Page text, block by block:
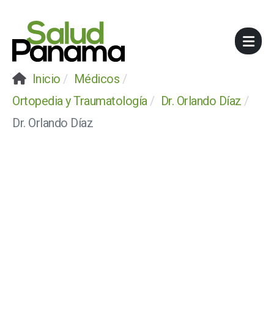
Inicio
Médicos
Ortopedia y Traumatología
Dr. Orlando Díaz
Dr. Orlando Díaz